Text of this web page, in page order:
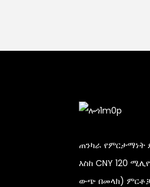
ጠንካራ
እስከ CNY 120
ውጭ በመላክ)